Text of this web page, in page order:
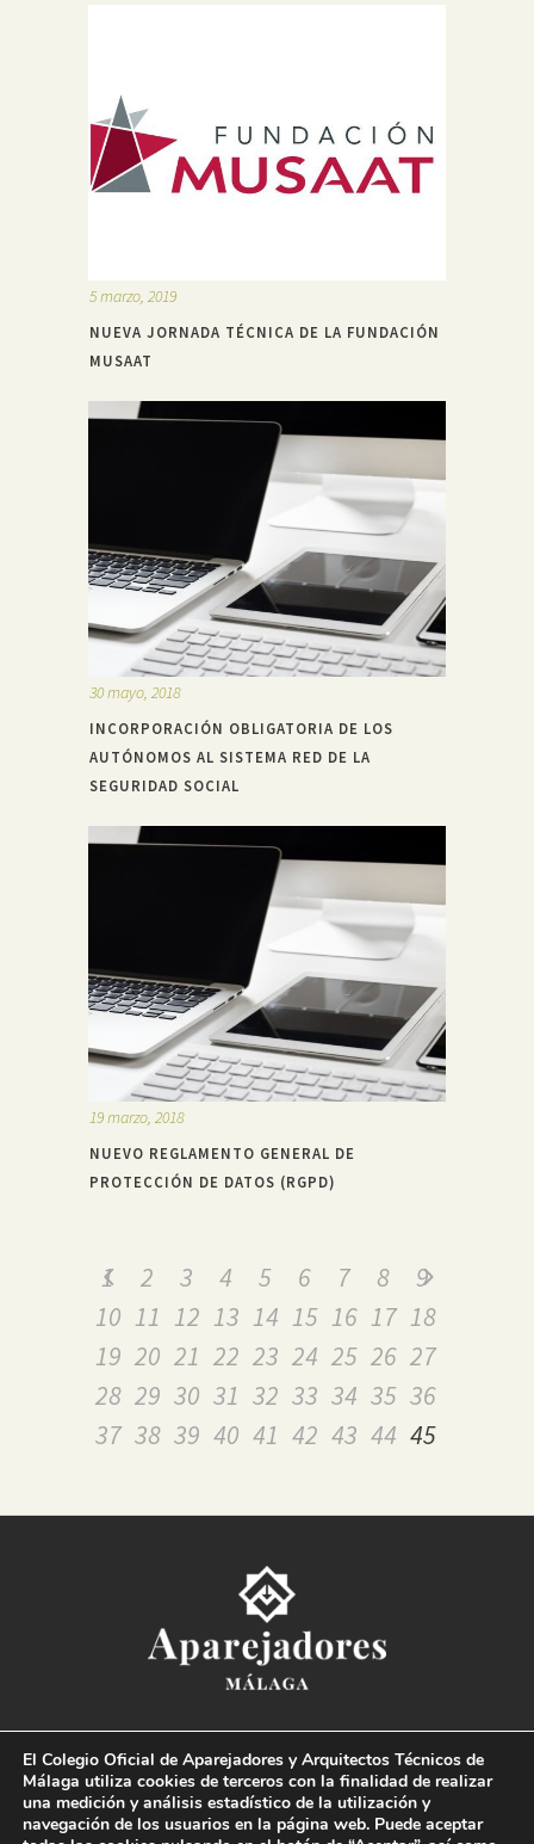
5 marzo, 2019
NUEVA JORNADA TÉCNICA DE LA FUNDACIÓN
MUSAAT
30 mayo, 2018
INCORPORACIÓN OBLIGATORIA DE LOS
AUTÓNOMOS AL SISTEMA RED DE LA
SEGURIDAD SOCIAL
19 marzo, 2018
NUEVO REGLAMENTO GENERAL DE
PROTECCIÓN DE DATOS (RGPD)
1 2 3 4 5 6 7 8
9
10 11 12 13 14 15 16 17 18
19 20 21 22 23 24 25 26 27
28 29 30 31 32 33 34 35 36
37 38 39 40 41 42 43 44 45
Paseo del Limonar, 41. 29016 Málaga
T. 952 225 180 · M. 664 236 608 · info@coaat.es
El Colegio Oficial de Aparejadores y Arquitectos Técnicos de
Málaga utiliza cookies de terceros con la finalidad de realizar
una medición y análisis estadístico de la utilización y
navegación de los usuarios en la página web. Puede aceptar